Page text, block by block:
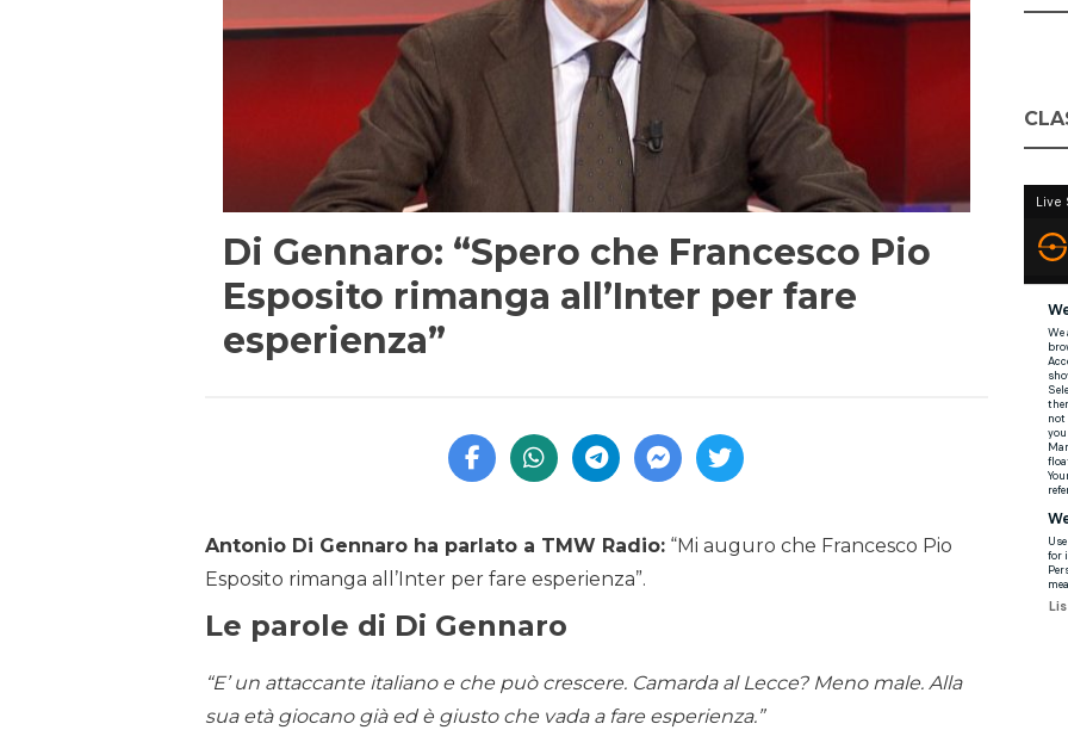
Di Gennaro: “Spero che Francesco Pio
Esposito rimanga all’Inter per fare
esperienza”
Antonio Di Gennaro ha parlato a TMW Radio: “Mi auguro che Francesco Pio
Esposito rimanga all’Inter per fare esperienza”.
Le parole di Di Gennaro
“E’ un attaccante italiano e che può crescere. Camarda al Lecce? Meno male. Alla
sua età giocano già ed è giusto che vada a fare esperienza.”